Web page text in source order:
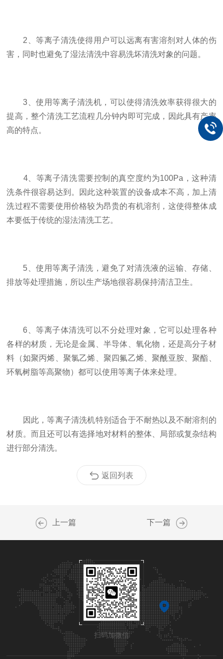
2、等离子清洗使得用户可以远离有害溶剂对人体的伤
害，同时也避免了湿法清洗中容易洗坏清洗对象的问题。
3、使用等离子清洗机，可以使得清洗效率获得很大的
提高，整个清洗工艺流程几分钟内即可完成，因此具有产率
高的特点。
4、等离子清洗需要控制的真空度约为100Pa，这种清
洗条件很容易达到。因此这种装置的设备成本不高，加上清
洗过程不需要使用价格较为昂贵的有机溶剂，这使得整体成
本要低于传统的湿法清洗工艺。
5、使用等离子清洗，避免了对清洗液的运输、存储、
排放等处理措施，所以生产场地很容易保持清洁卫生。
6、等离子体清洗可以不分处理对象，它可以处理各种
各样的材质，无论是金属、半导体、氧化物，还是高分子材
料（如聚丙烯、聚氯乙烯、聚四氟乙烯、聚酰亚胺、聚酯、
环氧树脂等高聚物）都可以使用等离子体来处理。
因此，等离子清洗机特别适合于不耐热以及不耐溶剂的
材质。而且还可以有选择地对材料的整体、局部或复杂结构
进行部分清洗。
返回列表
上一篇 下一篇
扫码加微信